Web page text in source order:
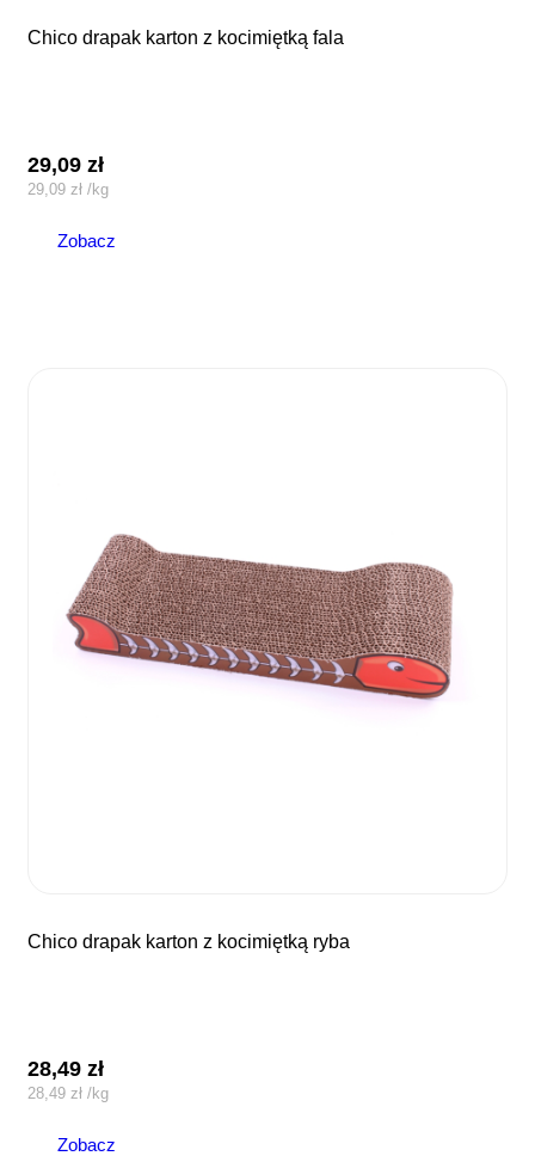
chico drapak karton z kocimiętką fala
29,09zł
29,09 zł /kg
Zobacz
chico drapak karton z kocimiętką ryba
28,49zł
28,49 zł /kg
Zobacz